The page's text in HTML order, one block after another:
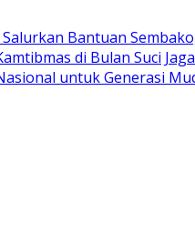
Bantuan
di Bulan Suci
untuk Generasi